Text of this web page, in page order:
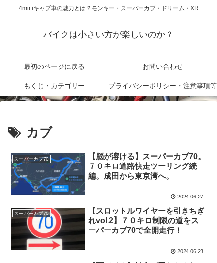
4miniキャブ車の魅力とは？モンキー・スーパーカブ・ドリーム・XR
バイクは小さい方が楽しいのか？
最初のページに戻る お問い合わせ
もくじ・カテゴリー プライバシーポリシー・注意事項等
カブ
スーパーカブ70
【脳が溶ける】スーパーカブ70。
７０キロ道路快走ツーリング続
編。成田から東京湾へ。
2024.06.27
スーパーカブ70
【スロットルワイヤーを引きちぎ
れvol.2】７０キロ制限の道をス
ーパーカブ70で全開走行！
2024.06.23